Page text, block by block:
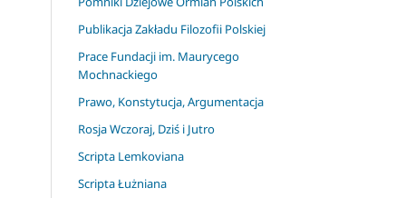
Publikacja Zakładu Filozofii Polskiej
Prace Fundacji im. Maurycego
Mochnackiego
Prawo, Konstytucja, Argumentacja
Rosja Wczoraj, Dziś i Jutro
Scripta Lemkoviana
Scripta Łużniana